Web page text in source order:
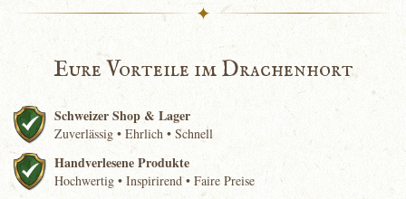
✦
Eure Vorteile im Drachenhort
Schweizer Shop & Lager
Zuverlässig • Ehrlich • Schnell
Handverlesene Produkte
Hochwertig • Inspirirend • Faire Preise